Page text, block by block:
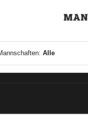
Alle